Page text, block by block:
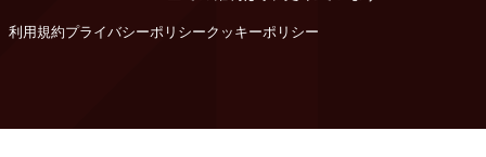
利用規約プライバシーポリシークッキーポリシー